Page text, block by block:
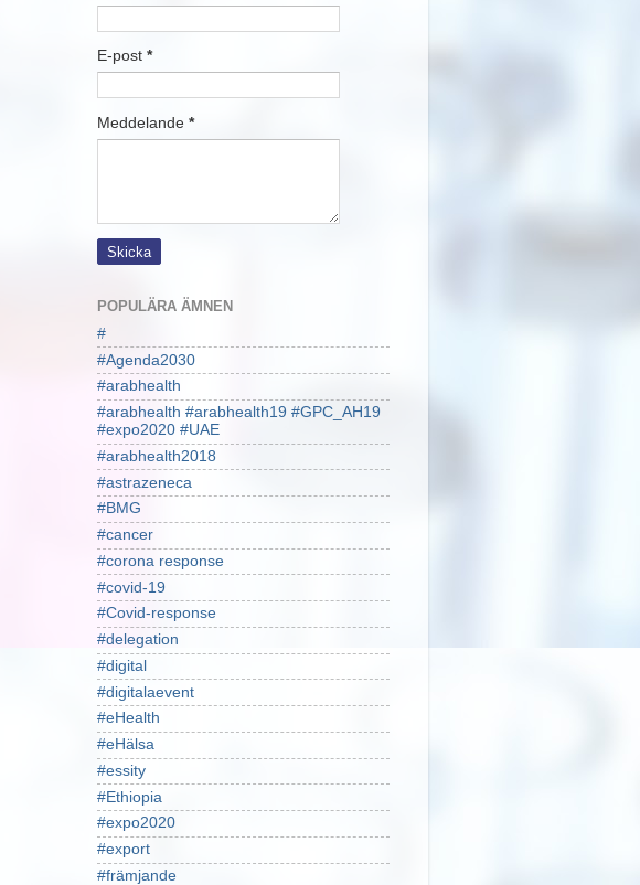
E-post *
Meddelande *
POPULÄRA ÄMNEN
#
#Agenda2030
#arabhealth
#arabhealth #arabhealth19 #GPC_AH19
#expo2020 #UAE
#arabhealth2018
#astrazeneca
#BMG
#cancer
#corona response
#covid-19
#Covid-response
#delegation
#digital
#digitalaevent
#eHealth
#eHälsa
#essity
#Ethiopia
#expo2020
#export
#främjande